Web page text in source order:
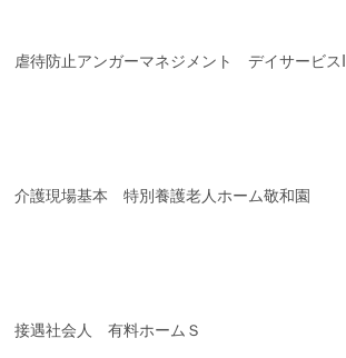
虐待防止アンガーマネジメント デイサービスI
介護現場基本 特別養護老人ホーム敬和園
接遇社会人 有料ホームＳ